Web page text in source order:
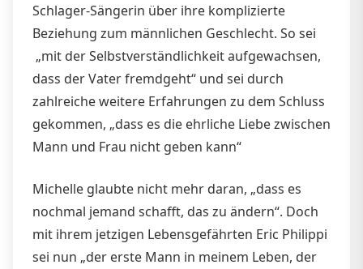
Schlager-Sängerin über ihre komplizierte
Beziehung zum männlichen Geschlecht. So sei
„mit der Selbstverständlichkeit aufgewachsen,
dass der Vater fremdgeht“ und sei durch
zahlreiche weitere Erfahrungen zu dem Schluss
gekommen, „dass es die ehrliche Liebe zwischen
Mann und Frau nicht geben kann“
Michelle glaubte nicht mehr daran, „dass es
nochmal jemand schafft, das zu ändern“. Doch
mit ihrem jetzigen Lebensgefährten Eric Philippi
sei nun „der erste Mann in meinem Leben, der